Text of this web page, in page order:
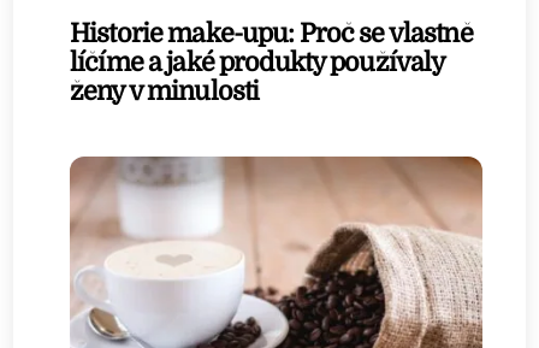
Historie make-upu: Proč se vlastně
líčíme a jaké produkty používaly
ženy v minulosti